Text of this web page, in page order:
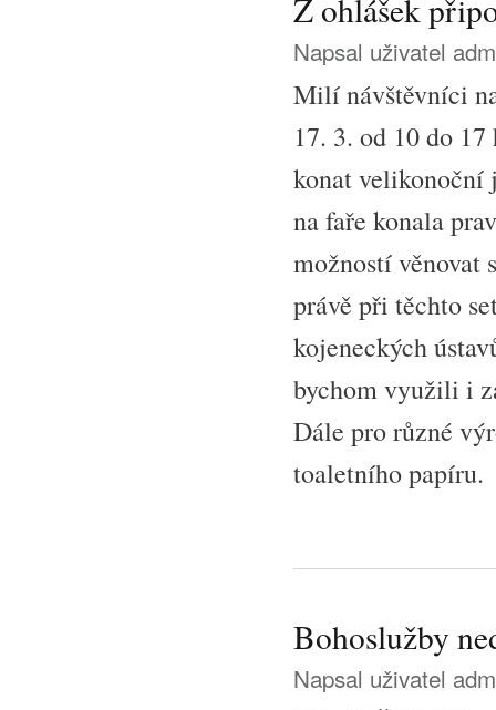
Z ohlášek
Napsal uživatel
Milí návštěvníci
17. 3. od 10 do
konat velikonoční
na faře konala
možností věnovat
právě při těchto
kojeneckých
bychom využili i
Dále pro různé
toaletního papíru.
Bohoslužby
Napsal uživatel